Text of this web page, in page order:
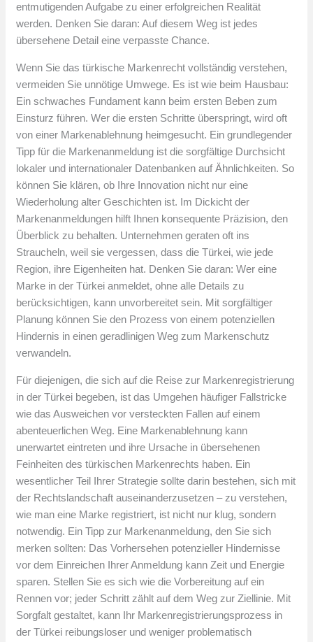
entmutigenden Aufgabe zu einer erfolgreichen Realität
werden. Denken Sie daran: Auf diesem Weg ist jedes
übersehene Detail eine verpasste Chance.
Wenn Sie das türkische Markenrecht vollständig verstehen,
vermeiden Sie unnötige Umwege. Es ist wie beim Hausbau:
Ein schwaches Fundament kann beim ersten Beben zum
Einsturz führen. Wer die ersten Schritte überspringt, wird oft
von einer Markenablehnung heimgesucht. Ein grundlegender
Tipp für die Markenanmeldung ist die sorgfältige Durchsicht
lokaler und internationaler Datenbanken auf Ähnlichkeiten. So
können Sie klären, ob Ihre Innovation nicht nur eine
Wiederholung alter Geschichten ist. Im Dickicht der
Markenanmeldungen hilft Ihnen konsequente Präzision, den
Überblick zu behalten. Unternehmen geraten oft ins
Straucheln, weil sie vergessen, dass die Türkei, wie jede
Region, ihre Eigenheiten hat. Denken Sie daran: Wer eine
Marke in der Türkei anmeldet, ohne alle Details zu
berücksichtigen, kann unvorbereitet sein. Mit sorgfältiger
Planung können Sie den Prozess von einem potenziellen
Hindernis in einen geradlinigen Weg zum Markenschutz
verwandeln.
Für diejenigen, die sich auf die Reise zur Markenregistrierung
in der Türkei begeben, ist das Umgehen häufiger Fallstricke
wie das Ausweichen vor versteckten Fallen auf einem
abenteuerlichen Weg. Eine Markenablehnung kann
unerwartet eintreten und ihre Ursache in übersehenen
Feinheiten des türkischen Markenrechts haben. Ein
wesentlicher Teil Ihrer Strategie sollte darin bestehen, sich mit
der Rechtslandschaft auseinanderzusetzen – zu verstehen,
wie man eine Marke registriert, ist nicht nur klug, sondern
notwendig. Ein Tipp zur Markenanmeldung, den Sie sich
merken sollten: Das Vorhersehen potenzieller Hindernisse
vor dem Einreichen Ihrer Anmeldung kann Zeit und Energie
sparen. Stellen Sie es sich wie die Vorbereitung auf ein
Rennen vor; jeder Schritt zählt auf dem Weg zur Ziellinie. Mit
Sorgfalt gestaltet, kann Ihr Markenregistrierungsprozess in
der Türkei reibungsloser und weniger problematisch